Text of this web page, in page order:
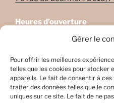
Gérer le
Pour offrir les meilleures
telles que les cookies pour stocker
appareils. Le fait de consentir à
traiter des données telles que le
uniques sur ce site. Le fait de ne
Heures d’ouverture
Lundi: 08:45–22:00
Mercredi: Fermé
Jeudi: 08:45-17h45
Vendredi: 08:45-17h45
Samedi: Fermé